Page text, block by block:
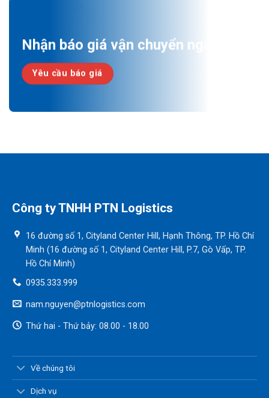
Nhận báo giá vận chuyển ngay!
Yêu cầu báo giá
Công ty TNHH PTN Logistics
16 đường số 1, Cityland Center Hill, Hạnh Thông, TP. Hồ Chí
Minh (16 đường số 1, Cityland Center Hill, P.7, Gò Vấp, TP.
Hồ Chí Minh)
0935.333.999
nam.nguyen@ptnlogistics.com
Thứ hai - Thứ bảy: 08.00 - 18.00
Về chúng tôi
Dịch vụ